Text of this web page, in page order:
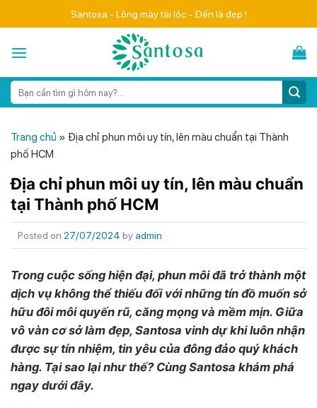
to
Santosa - Lông mày tài lộc - Đến là đẹp !
Search
for:
Trang chủ » Địa chỉ phun môi uy tín, lên màu chuẩn tại Thành
phố HCM
Địa chỉ phun môi uy tín, lên màu chuẩn
tại Thành phố HCM
Posted on 27/07/2024 by admin
Trong cuộc sống hiện đại, phun môi đã trở thành một
dịch vụ không thể thiếu đối với những tín đồ muốn sở
hữu đôi môi quyến rũ, căng mọng và mềm mịn. Giữa
vô vàn cơ sở làm đẹp, Santosa vinh dự khi luôn nhận
được sự tín nhiệm, tin yêu của đông đảo quý khách
hàng. Tại sao lại như thế? Cùng Santosa khám phá
ngay dưới đây.